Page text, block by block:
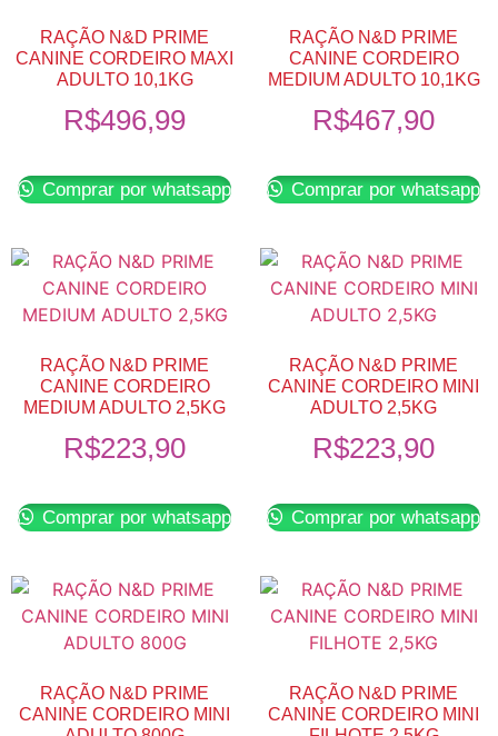
RAÇÃO N&D PRIME
CANINE CORDEIRO MAXI
ADULTO 10,1KG
R$496,99
Comprar por whatsapp
RAÇÃO N&D PRIME
CANINE CORDEIRO
MEDIUM ADULTO 10,1KG
R$467,90
Comprar por whatsapp
RAÇÃO N&D PRIME
CANINE CORDEIRO
MEDIUM ADULTO 2,5KG
R$223,90
Comprar por whatsapp
RAÇÃO N&D PRIME
CANINE CORDEIRO MINI
ADULTO 2,5KG
R$223,90
Comprar por whatsapp
RAÇÃO N&D PRIME
CANINE CORDEIRO MINI
RAÇÃO N&D PRIME
CANINE CORDEIRO MINI